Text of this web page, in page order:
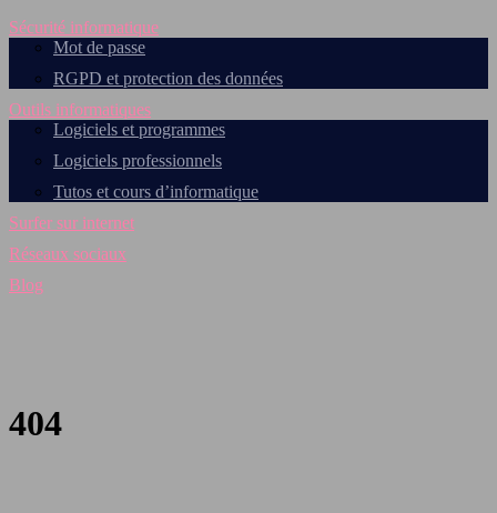
Sécurité informatique
Mot de passe
RGPD et protection des données
Outils informatiques
Logiciels et programmes
Logiciels professionnels
Tutos et cours d’informatique
Surfer sur internet
Réseaux sociaux
Blog
404